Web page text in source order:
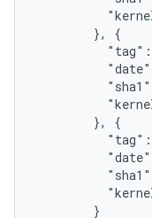
        }, {
        }, {
        }